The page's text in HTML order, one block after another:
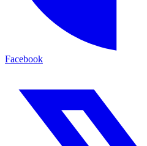
Facebook